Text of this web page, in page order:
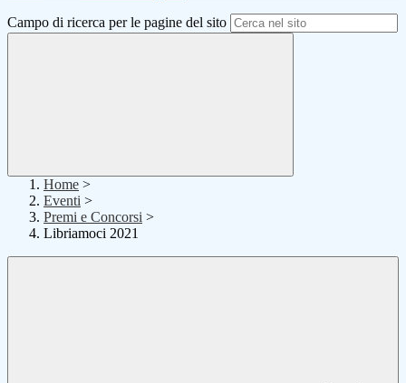
Campo di ricerca per le pagine del sito
Home >
Eventi >
Premi e Concorsi >
Libriamoci 2021